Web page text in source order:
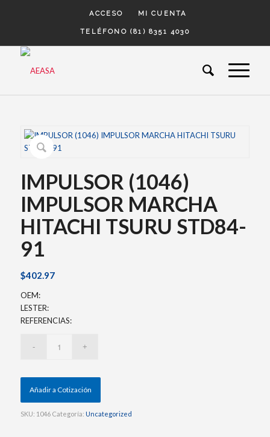
ACCESO MI CUENTA
TELÉFONO (81) 8351 4030
IMPULSOR (1046)
IMPULSOR MARCHA
HITACHI TSURU STD84-
91
$402.97
OEM:
LESTER:
REFERENCIAS:
Añadir a Cotización
SKU: 1046 Categoría: Uncategorized